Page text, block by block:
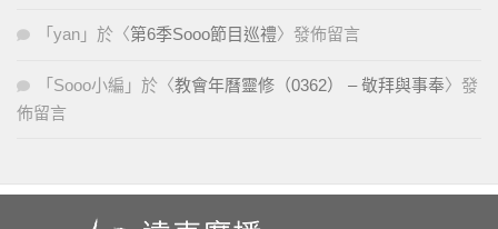
「 yan 」於〈第6季Sooo節目巡禮〉發佈留言
「 Sooo小編 」於〈教會年曆靈修（0362） – 敬拜與事奉〉發
佈留言